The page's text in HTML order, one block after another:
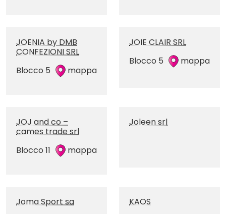
JOENIA by DMB
CONFEZIONI SRL
Blocco 5
mappa
JOIE CLAIR SRL
Blocco 5
mappa
JOJ and co –
cames trade srl
Blocco 11
mappa
Joleen srl
Joma Sport sa
KAOS